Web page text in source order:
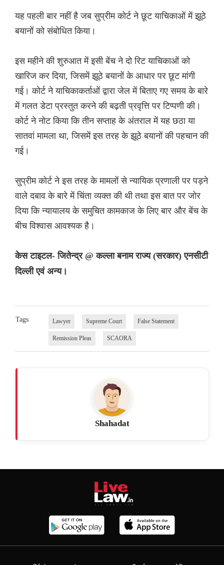
यह पहली बार नहीं है जब सुप्रीम कोर्ट ने छूट याचिकाओं में झूठे
बयानों को संबोधित किया।
इस महीने की शुरुआत में इसी बेंच ने दो रिट याचिकाओं को
खारिज कर दिया, जिसमें झूठे बयानों के आधार पर छूट मांगी
गई। कोर्ट ने याचिकाकर्ताओं द्वारा जेल में बिताए गए समय के बारे
में गलत डेटा प्रस्तुत करने की बढ़ती प्रवृत्ति पर टिप्पणी की।
कोर्ट ने नोट किया कि तीन सप्ताह के अंतराल में यह छठा या
सातवां मामला था, जिसमें इस तरह के झूठे बयानों की पहचान की
गई।
सुप्रीम कोर्ट ने इस तरह के मामलों से न्यायिक प्रणाली पर पड़ने
वाले दबाव के बारे में चिंता व्यक्त की थी तथा इस बात पर जोर
दिया कि न्यायालय के समुचित कामकाज के लिए बार और बेंच के
बीच विश्वास आवश्यक है।
केस टाइटल- जितेन्द्र @ कल्ला बनाम राज्य (सरकार) एनसीटी
दिल्ली एवं अन्य।
Tags Lawyer Supreme Court False Statement
Remission Pleas SCAORA
Shahadat